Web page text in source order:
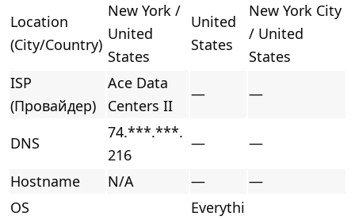
Location
(City/Country)
New York /
United
States
United
States
New York City
/ United
States
ISP
(Провайдер)
Ace Data
Centers II
— —
DNS
74.***.***.
216
—
—
Hostname
N/A —
—
OS
Everythi